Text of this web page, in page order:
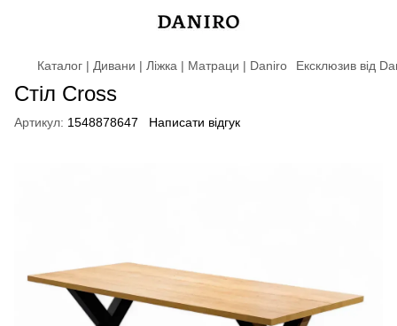
Каталог | Дивани | Ліжка | Матраци | Daniro Ексклюзив від
Стіл Cross
Артикул: 1548878647 Написати відгук